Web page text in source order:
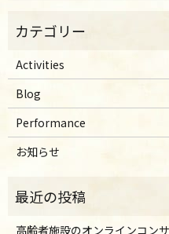
Activities
Blog
Performance
お知らせ
高齢者施設のオンラインコン